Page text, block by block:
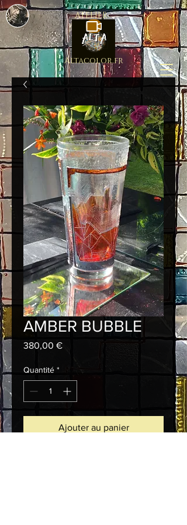
ATELIER
Altacolor.fr
AMBER BUBBLE
380,00 €Prix
Quantité *
Ajouter au panier